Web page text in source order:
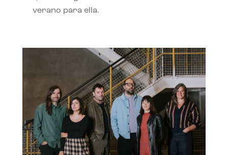
verano para ella.